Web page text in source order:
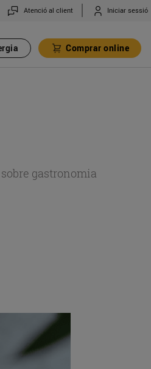
Atenció al client Iniciar sessió
Comprar online
gastronomia